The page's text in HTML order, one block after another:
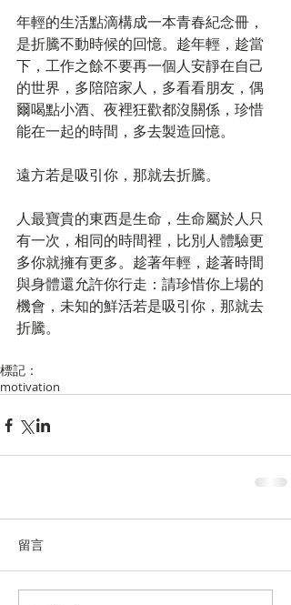
年輕的生活點滴構成一本青春紀念冊，
是折騰不動時候的回憶。趁年輕，趁當
下，工作之餘不要再一個人安靜在自己
的世界，多陪陪家人，多看看朋友，偶
爾喝點小酒、夜裡狂歡都沒關係，珍惜
能在一起的時間，多去製造回憶。
遠方若是吸引你，那就去折騰。
人最寶貴的東西是生命，生命屬於人只
有一次，相同的時間裡，比別人體驗更
多你就擁有更多。趁著年輕，趁著時間
與身體還允許你行走：請珍惜你上場的
機會，未知的鮮活若是吸引你，那就去
折騰。
標記：
motivation
留言